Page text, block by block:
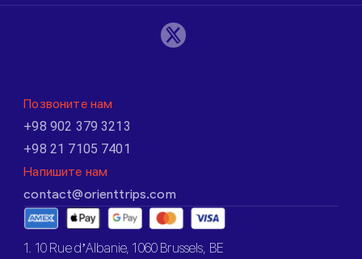
Позвоните нам
+98 902 379 3213
+98 21 7105 7401
Напишите нам
contact@orienttrips.com
1. 10 Rue d’Albanie, 1060 Brussels, BE